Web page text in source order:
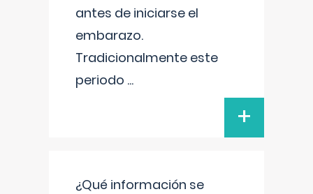
antes de iniciarse el
embarazo.
Tradicionalmente este
periodo ...
+
¿Qué información se